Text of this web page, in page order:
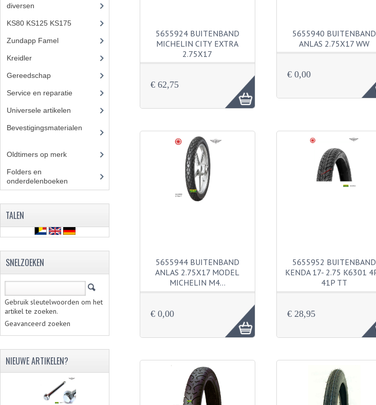
5655924 BUITENBAND
MICHELIN CITY EXTRA
2.75X17
€ 62,75
5655940 BUITENBAND
ANLAS 2.75X17 WW
€ 0,00
5655944 BUITENBAND
ANLAS 2.75X17 MODEL
MICHELIN M4…
€ 0,00
5655952 BUITENBAND
KENDA 17- 2.75 K6301
41P TT
€ 28,95
diversen
KS80 KS125 KS175
Zundapp Famel
Kreidler
Gereedschap
Service en reparatie
Universele artikelen
Bevestigingsmaterialen
Oldtimers op merk
Folders en
onderdelenboeken
TALEN
SNELZOEKEN
Gebruik sleutelwoorden om het
artikel te zoeken.
Geavanceerd zoeken
NIEUWE ARTIKELEN?